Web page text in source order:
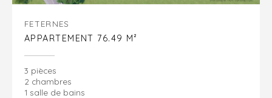
FETERNES
APPARTEMENT 76.49 M²
3 pièces
2 chambres
1 salle de bains